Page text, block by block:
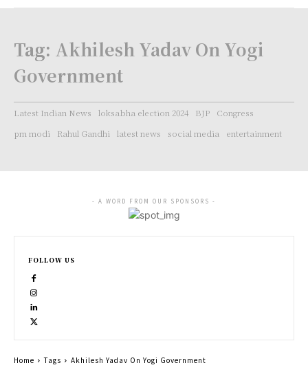
Tag: Akhilesh Yadav On Yogi
Government
Latest Indian News loksabha election 2024 BJP
Congress
pm modi
Rahul Gandhi latest news social media entertainment
- A WORD FROM OUR SPONSORS -
FOLLOW US
Home Tags Akhilesh Yadav On Yogi Government